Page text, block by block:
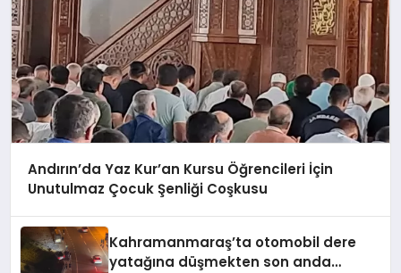
Andırın’da Yaz Kur’an Kursu Öğrencileri İçin
Unutulmaz Çocuk Şenliği Coşkusu
Kahramanmaraş’ta otomobil dere
yatağına düşmekten son anda